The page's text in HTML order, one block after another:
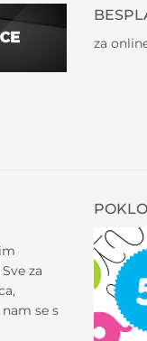
za
za
se s